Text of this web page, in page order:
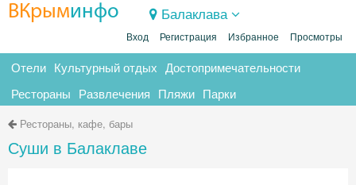
ВКрыминфо Балаклава
Вход Регистрация Избранное Просмотры
Отели Культурный отдых Достопримечательности
Рестораны Развлечения Пляжи Парки
Рестораны, кафе, бары
Суши в Балаклаве